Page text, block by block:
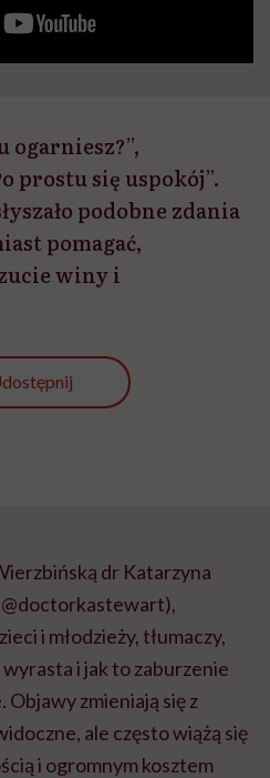
ogarniesz?”,
prostu się uspokój”.
podobne zdania
pomagać,
winy i
dr Katarzyna
i młodzieży, tłumaczy,
i jak to zaburzenie
Objawy zmieniają się z
ale często wiążą się
i ogromnym kosztem